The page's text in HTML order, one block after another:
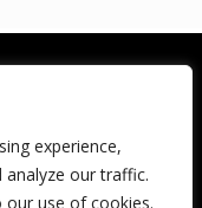
experience,
analyze our traffic.
our use of cookies.